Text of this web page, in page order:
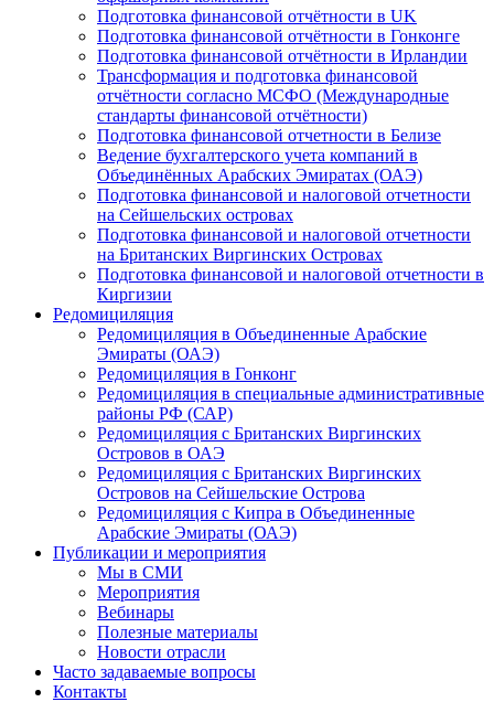
Подготовка финансовой отчётности в UK
Подготовка финансовой отчётности в Гонконге
Подготовка финансовой отчётности в Ирландии
Трансформация и подготовка финансовой
отчётности согласно МСФО (Международные
стандарты финансовой отчётности)
Подготовка финансовой отчетности в Белизе
Ведение бухгалтерского учета компаний в
Объединённых Арабских Эмиратах (ОАЭ)
Подготовка финансовой и налоговой отчетности
на Сейшельских островах
Подготовка финансовой и налоговой отчетности
на Британских Виргинских Островах
Подготовка финансовой и налоговой отчетности в
Киргизии
Редомициляция
Редомициляция в Объединенные Арабские
Эмираты (ОАЭ)
Редомициляция в Гонконг
Редомициляция в специальные административные
районы РФ (САР)
Редомициляция с Британских Виргинских
Островов в ОАЭ
Редомициляция с Британских Виргинских
Островов на Сейшельские Острова
Редомициляция с Кипра в Объединенные
Арабские Эмираты (ОАЭ)
Публикации и мероприятия
Мы в СМИ
Мероприятия
Вебинары
Полезные материалы
Новости отрасли
Часто задаваемые вопросы
Контакты